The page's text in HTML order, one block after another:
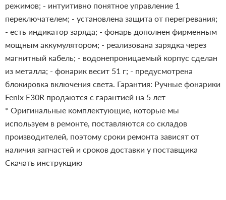
режимов; - интуитивно понятное управление 1
переключателем; - установлена защита от перегревания;
- есть индикатор заряда; - фонарь дополнен фирменным
мощным аккумулятором; - реализована зарядка через
магнитный кабель; - водонепроницаемый корпус сделан
из металла; - фонарик весит 51 г; - предусмотрена
блокировка включения света. Гарантия: Ручные фонарики
Fenix E30R продаются с гарантией на 5 лет
* Оригинальные комплектующие, которые мы
используем в ремонте, поставляются со складов
производителей, поэтому сроки ремонта зависят от
наличия запчастей и сроков доставки у поставщика
Скачать инструкцию